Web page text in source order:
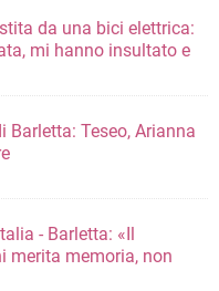
da una bici elettrica:
e
Barletta: Teseo, Arianna
- Barletta: «Il
merita memoria, non